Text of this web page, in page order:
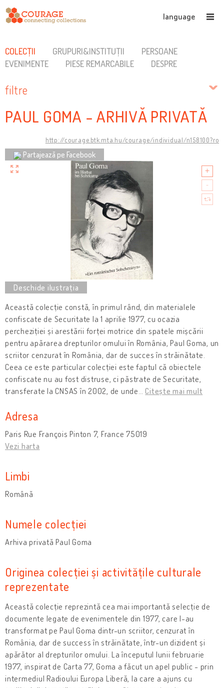
language
COLECȚII GRUPURI&INSTITUȚII
PERSOANE
EVENIMENTE
PIESE REMARCABILE DESPRE
filtre
PAUL GOMA - ARHIVĂ PRIVATĂ
http://courage.btk.mta.hu/courage/individual/n158100?ro
Partajează pe Facebook
Această colecție constă, în primul rând, din materialele
confiscate de Securitate la 1 aprilie 1977, cu ocazia
percheziției și arestării forței motrice din spatele mișcării
pentru apărarea drepturilor omului în România, Paul Goma, un
scriitor cenzurat în România, dar de succes în străinătate.
Ceea ce este particular colecției este faptul că obiectele
confiscate nu au fost distruse, ci păstrate de Securitate,
transferate la CNSAS în 2002, de unde …Citește mai mult
Adresa
Paris Rue François Pinton 7, France 75019
Vezi harta
Limbi
Română
Numele colecției
Arhiva privată Paul Goma
Originea colecției și activitățile culturale
reprezentate
Această colecție reprezintă cea mai importantă selecție de
documente legate de evenimentele din 1977, care l-au
transformat pe Paul Goma dintr-un scriitor, cenzurat în
România, dar de success în străinătate, într-un dizident și
apărător al drepturilor omului. La începutul lunii februarie
1977, inspirat de Carta 77, Goma a făcut un apel public - prin
intermediul Radioului Europa Liberă, la care a ajuns cu